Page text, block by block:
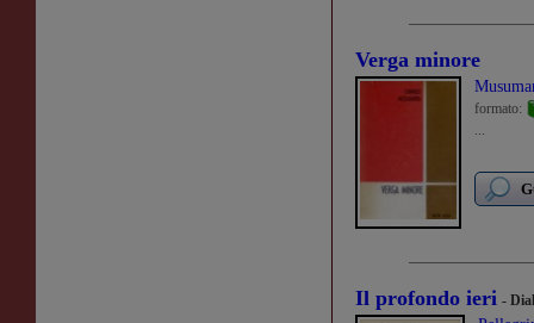
Verga minore
formato:
...
Il profondo ieri -